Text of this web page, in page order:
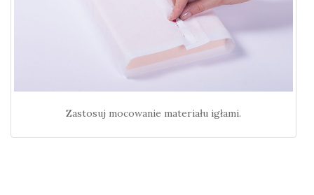
Zastosuj mocowanie materiału igłami.